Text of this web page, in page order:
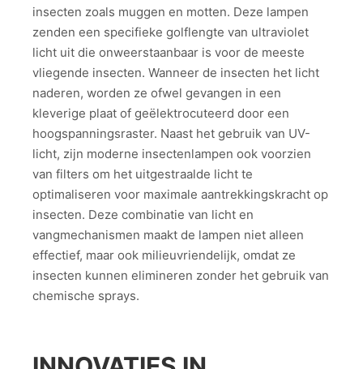
insecten zoals muggen en motten. Deze lampen
zenden een specifieke golflengte van ultraviolet
licht uit die onweerstaanbaar is voor de meeste
vliegende insecten. Wanneer de insecten het licht
naderen, worden ze ofwel gevangen in een
kleverige plaat of geëlektrocuteerd door een
hoogspanningsraster. Naast het gebruik van UV-
licht, zijn moderne insectenlampen ook voorzien
van filters om het uitgestraalde licht te
optimaliseren voor maximale aantrekkingskracht op
insecten. Deze combinatie van licht en
vangmechanismen maakt de lampen niet alleen
effectief, maar ook milieuvriendelijk, omdat ze
insecten kunnen elimineren zonder het gebruik van
chemische sprays.